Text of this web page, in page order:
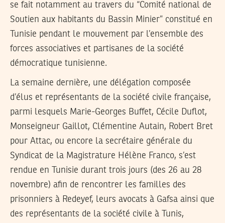
se fait notamment au travers du “Comité national de
Soutien aux habitants du Bassin Minier” constitué en
Tunisie pendant le mouvement par l’ensemble des
forces associatives et partisanes de la société
démocratique tunisienne.
La semaine dernière, une délégation composée
d’élus et représentants de la société civile française,
parmi lesquels Marie-Georges Buffet, Cécile Duflot,
Monseigneur Gaillot, Clémentine Autain, Robert Bret
pour Attac, ou encore la secrétaire générale du
Syndicat de la Magistrature Hélène Franco, s’est
rendue en Tunisie durant trois jours (des 26 au 28
novembre) afin de rencontrer les familles des
prisonniers à Redeyef, leurs avocats à Gafsa ainsi que
des représentants de la société civile à Tunis,